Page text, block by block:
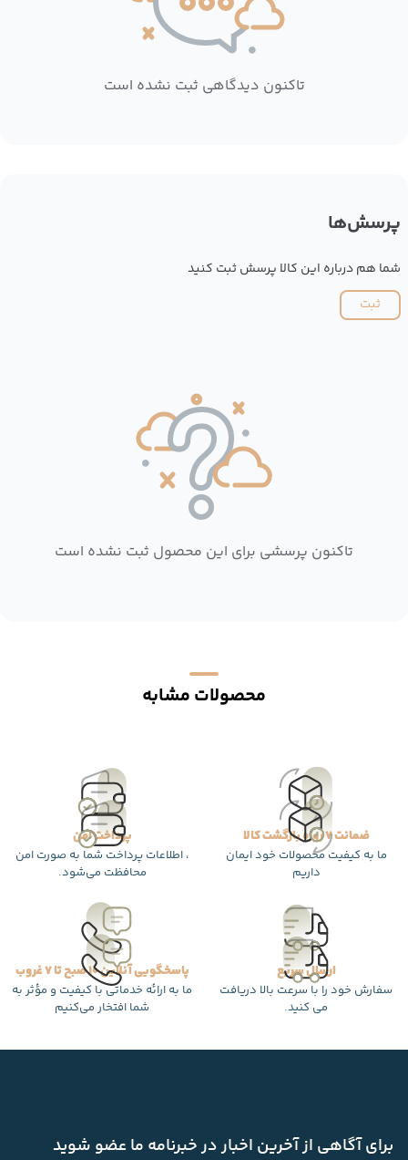
تاکنون دیدگاهی ثبت نشده است
پرسش‌ها
شما هم درباره این کالا پرسش ثبت کنید
ثبت
تاکنون پرسشی برای این محصول ثبت نشده است
محصولات مشابه
ضمانت 7 روزه بازگشت کالا
ما به کیفیت محصولات خود ایمان
داریم
پرداخت امن
، اطلاعات پرداخت شما به صورت امن
محافظت می‌شود.
ارسال سریع
سفارش خود را با سرعت بالا دریافت
می کنید.
پاسخگویی آنلاین 10 صبح تا 7 غروب
ما به ارائه خدماتی با کیفیت و مؤثر به
شما افتخار می‌کنیم
برای آگاهی از آخرین اخبار در خبرنامه ما عضو شوید